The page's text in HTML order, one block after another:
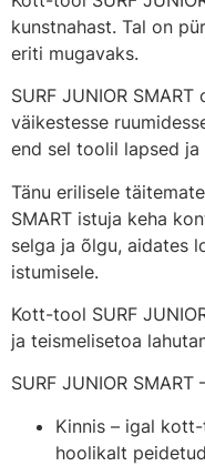
kunstnahast. Tal on
eriti mugavaks.
SURF JUNIOR
väikestesse
end sel toolil lapsed ja
Tänu erilisele
SMART istuja keha
selga ja õlgu, aidates
istumisele.
Kott-tool SURF
ja teismelisetoa
SURF JUNIOR
Kinnis – igal
hoolikalt